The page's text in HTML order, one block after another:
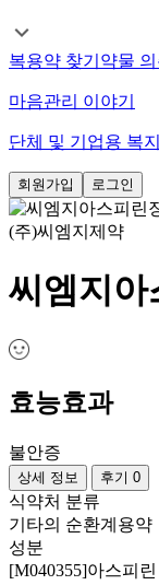
복용약 찾기 약물
마음관리 이야기
단체 및 기업용 복
회원가입 로그인
(주)씨엠지제약
씨엠지아
효능효과
불안증
상세 정보 후기 0
식약처 분류
기타의 순환계용약
성분
[M040355]아스피린